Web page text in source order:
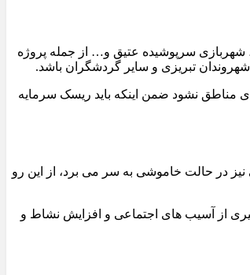
سرپوشیده عتیق و… از جمله پروژه
تبریزی و سایر گردشگران باشد.
مناطق نشود ضمن اینکه باید ریسک سرمایه
در حالت خاموشی به سر می برد، از این رو
از آسیب های اجتماعی و افزایش نشاط و